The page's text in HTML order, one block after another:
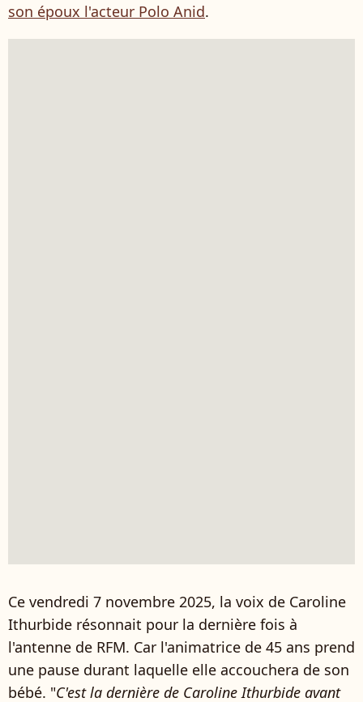
son époux l'acteur Polo Anid.
Ce vendredi 7 novembre 2025, la voix de Caroline
Ithurbide résonnait pour la dernière fois à
l'antenne de RFM. Car l'animatrice de 45 ans prend
une pause durant laquelle elle accouchera de son
bébé. "C'est la dernière de Caroline Ithurbide avant